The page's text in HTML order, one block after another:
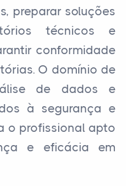
preparar soluções
técnicos e
conformidade
O domínio de
de dados e
à segurança e
o profissional apto
e eficácia em